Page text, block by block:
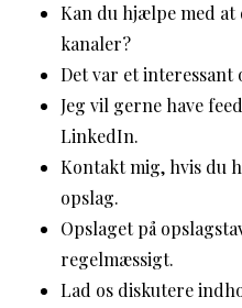
Kan du hjælpe med at
kanaler?
Det var et interessant
Jeg vil gerne have
LinkedIn.
Kontakt mig, hvis du
opslag.
Opslaget på
regelmæssigt.
Lad os diskutere